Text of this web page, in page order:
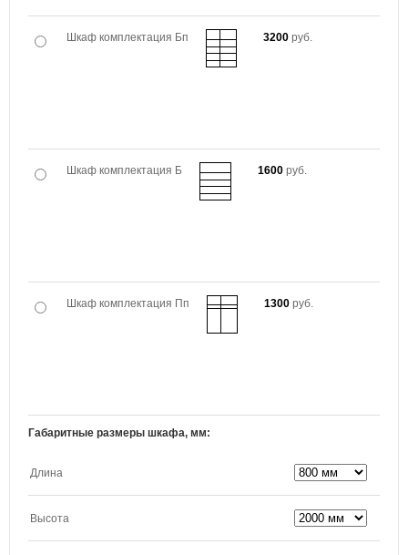
Шкаф комплектация Бп 3200 руб.
Шкаф комплектация Б 1600 руб.
Шкаф комплектация Пп 1300 руб.
Габаритные размеры шкафа, мм:
Длина
Высота